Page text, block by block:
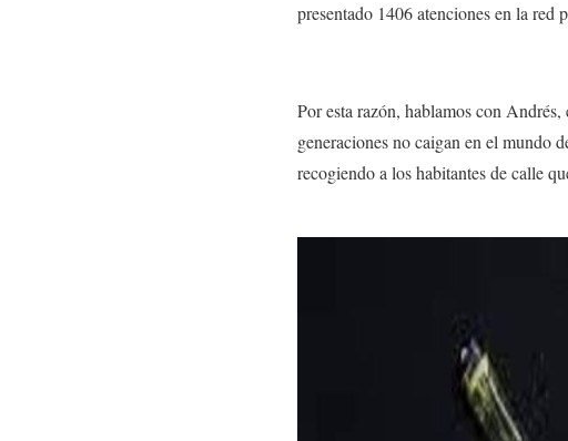
presentado 1406 atenciones en la red
Por esta razón, hablamos con Andrés,
generaciones no caigan en el mundo
recogiendo a los habitantes de calle